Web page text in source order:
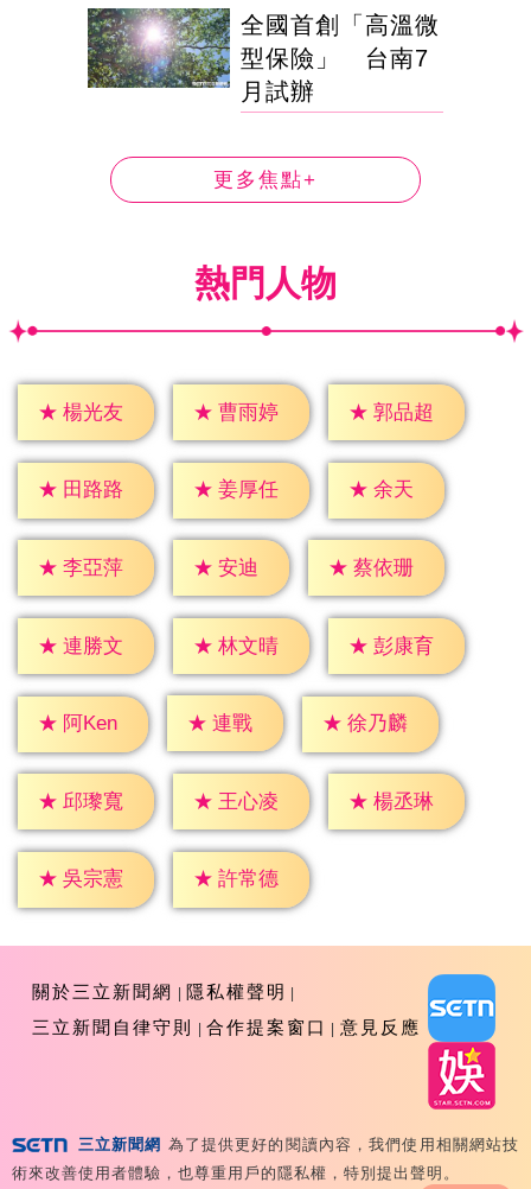
全國首創「高溫微
型保險」 台南7
月試辦
更多焦點+
熱門人物
★ 楊光友 ★ 曹雨婷 ★ 郭品超
★ 田路路 ★ 姜厚任 ★ 余天
★ 李亞萍 ★ 安迪 ★ 蔡依珊
★ 連勝文 ★ 林文晴 ★ 彭康育
★ 阿Ken ★ 連戰 ★ 徐乃麟
★ 邱瓈寬 ★ 王心凌 ★ 楊丞琳
★ 吳宗憲 ★ 許常德
關於三立新聞網
隱私權聲明
三立新聞自律守則
合作提案窗口 意見反應
Copyright ©2026 Sanlih E-Television All Rights
三立新聞網 為了提供更好的閱讀內容，我們使用相關網站技
術來改善使用者體驗，也尊重用戶的隱私權，特別提出聲明。